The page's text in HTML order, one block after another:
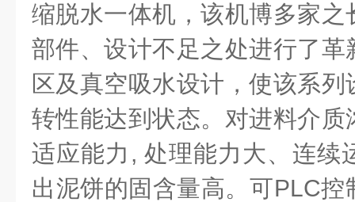
缩脱水一体机，该机博多家
部件、设计不足之处进行了
区及真空吸水设计，使该系
转性能达到状态。对进料介
适应能力, 处理能力大、连续
出泥饼的固含量高。可PLC